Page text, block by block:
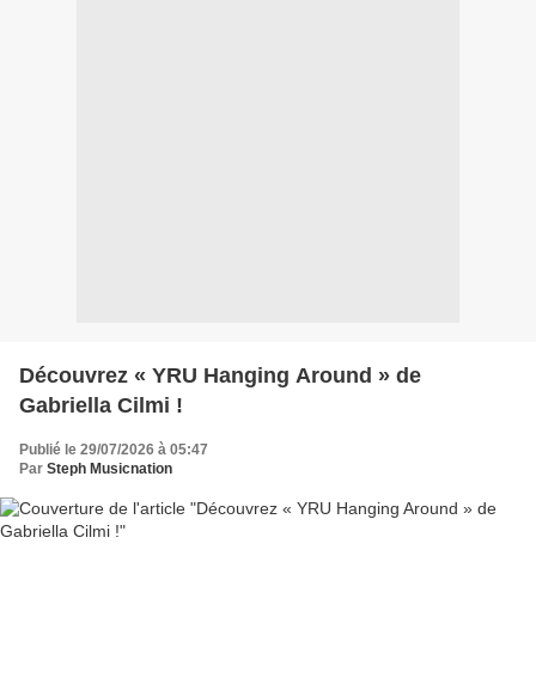
Découvrez « YRU Hanging Around » de
Gabriella Cilmi !
Publié le 29/07/2026 à 05:47
Par Steph Musicnation